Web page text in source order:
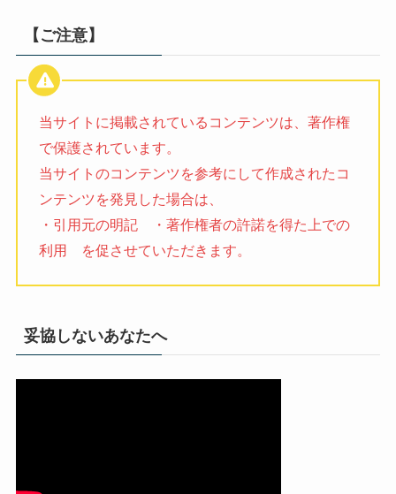
【ご注意】
当サイトに掲載されているコンテンツは、著作権
で保護されています。
当サイトのコンテンツを参考にして作成されたコ
ンテンツを発見した場合は、
・引用元の明記 ・著作権者の許諾を得た上での
利用 を促させていただきます。
妥協しないあなたへ